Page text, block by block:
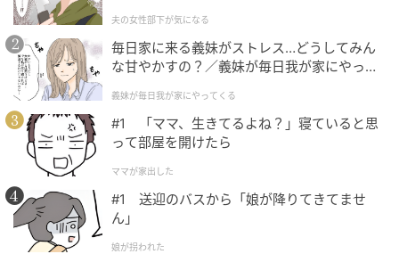
一気にテンションが下がりましたが、同時に「やっぱ
り作戦は正解だったかも」との思いが頭をよぎりまし
た。
そんな空気の中でも、ほかの2人の男性は話題を振って
くれたり、「仕事忙しいんですか？」と気づかってく
れたりと、場を和ませようとしてくれていました。
後日、思わぬ再会が…
夫の女性部下が気になる
毎日家に来る義妹がストレス…どうしてみん
な甘やかすの？／義妹が毎日我が家にやって
が】
義妹が毎日我が家にやってくる
#1 「ママ、生きてるよね？」寝ていると思
って部屋を開けたら
ママが家出した
#1 送迎のバスから「娘が降りてきてませ
ん」
娘が拐われた